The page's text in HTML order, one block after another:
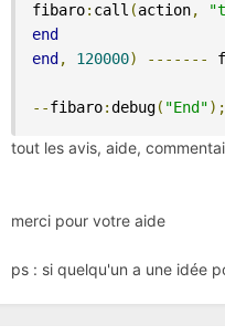
fibaro: call (action,
end
end , 120000) -------
--fibaro:debug( "End");
tout les avis, aide,
merci pour votre aide
ps : si quelqu'un a une idée